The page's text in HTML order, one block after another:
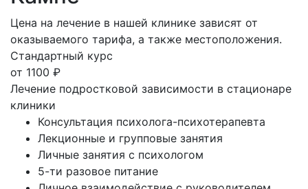
Цена на лечение в нашей клинике зависят от
оказываемого тарифа, а также местоположения.
Стандартный курс
от 1100 ₽
Лечение подростковой зависимости в стационаре
клиники
Консультация психолога-психотерапевта
Лекционные и групповые занятия
Личные занятия с психологом
5-ти разовое питание